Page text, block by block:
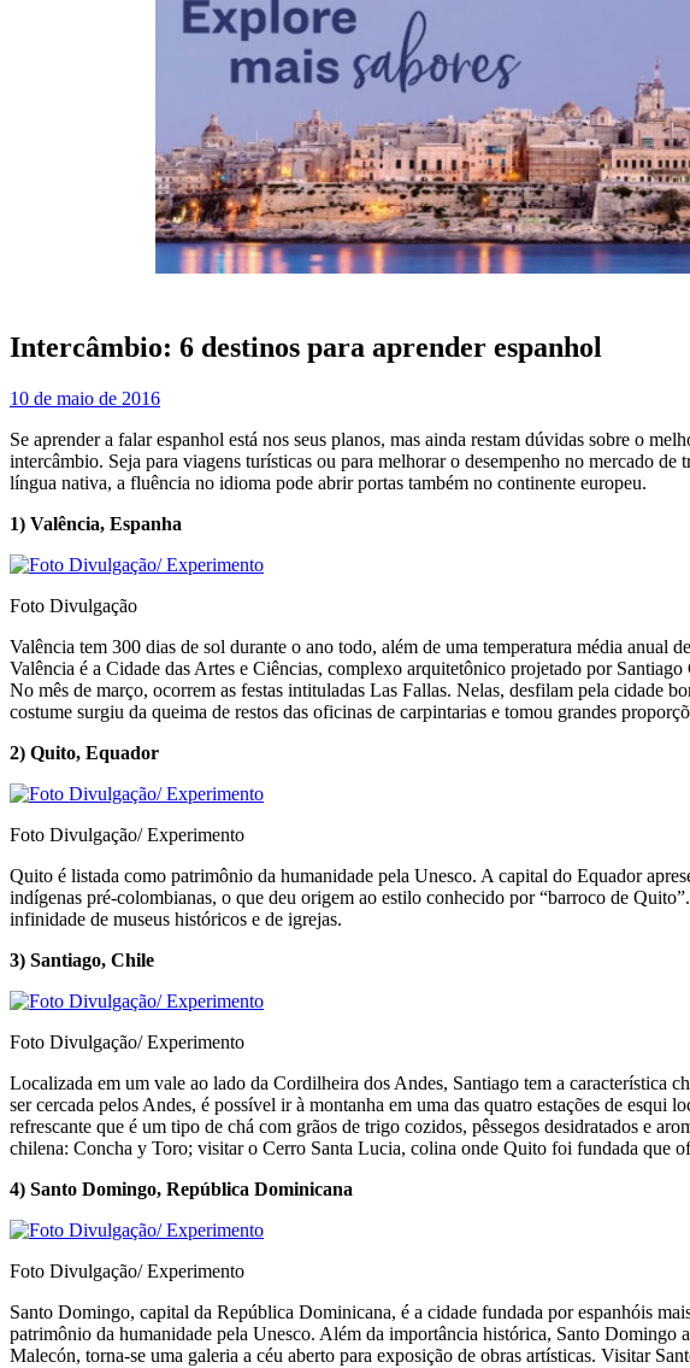
Intercâmbio: 6 destinos para aprender espanhol
10 de maio de 2016
Se aprender a falar espanhol está nos seus planos, mas ainda restam dúvidas sobre o
intercâmbio. Seja para viagens turísticas ou para melhorar o desempenho no mercado
língua nativa, a fluência no idioma pode abrir portas também no continente europeu.
1) Valência, Espanha
Foto Divulgação
Valência tem 300 dias de sol durante o ano todo, além de uma temperatura média anual
Valência é a Cidade das Artes e Ciências, complexo arquitetônico projetado por
No mês de março, ocorrem as festas intituladas Las Fallas. Nelas, desfilam pela cidade
costume surgiu da queima de restos das oficinas de carpintarias e tomou grandes
2) Quito, Equador
Foto Divulgação/ Experimento
Quito é listada como patrimônio da humanidade pela Unesco. A capital do Equador
indígenas pré-colombianas, o que deu origem ao estilo conhecido por “barroco de
infinidade de museus históricos e de igrejas.
3) Santiago, Chile
Foto Divulgação/ Experimento
Localizada em um vale ao lado da Cordilheira dos Andes, Santiago tem a característica
ser cercada pelos Andes, é possível ir à montanha em uma das quatro estações de
refrescante que é um tipo de chá com grãos de trigo cozidos, pêssegos desidratados e
chilena: Concha y Toro; visitar o Cerro Santa Lucia, colina onde Quito foi fundada que
4) Santo Domingo, República Dominicana
Foto Divulgação/ Experimento
Santo Domingo, capital da República Dominicana, é a cidade fundada por espanhóis
patrimônio da humanidade pela Unesco. Além da importância histórica, Santo
Malecón, torna-se uma galeria a céu aberto para exposição de obras artísticas. Visitar